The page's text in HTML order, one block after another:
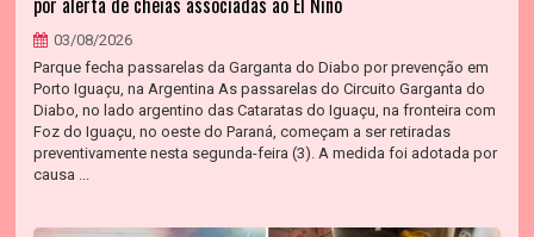
03/08/2026
Parque fecha passarelas da Garganta do Diabo por prevenção em
Porto Iguaçu, na Argentina As passarelas do Circuito Garganta do
Diabo, no lado argentino das Cataratas do Iguaçu, na fronteira com
Foz do Iguaçu, no oeste do Paraná, começam a ser retiradas
preventivamente nesta segunda-feira (3). A medida foi adotada por
causa ...